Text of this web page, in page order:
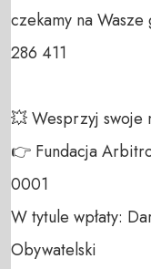
czekamy na
286 411
💥 Wesprzyj swoje
👉 Fundacja
0001
W tytule wpłaty:
Obywatelski